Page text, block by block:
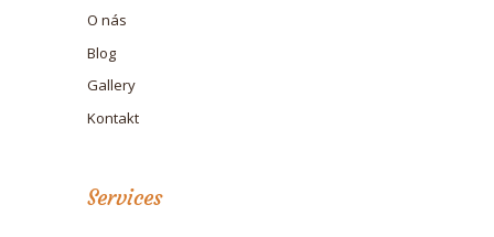
O nás
Blog
Gallery
Kontakt
Services